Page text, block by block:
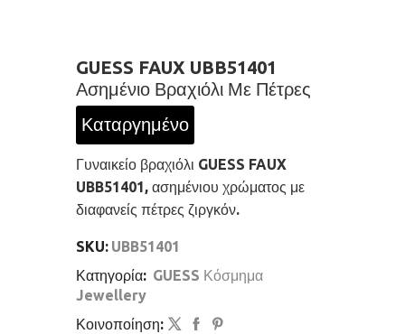
GUESS FAUX UBB51401
Ασημένιο Βραχιόλι Με Πέτρες
Καταργημένο
Γυναικείο βραχιόλι GUESS FAUX
UBB51401, ασημένιου χρώματος με
διαφανείς πέτρες ζιργκόν.
SKU: UBB51401
Κατηγορία: GUESS Κόσμημα
Jewellery
Κοινοποίηση: